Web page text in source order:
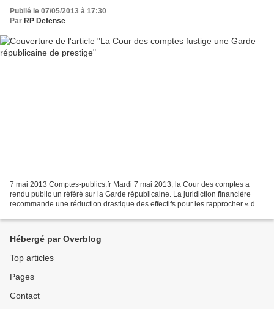
Publié le 07/05/2013 à 17:30
Par RP Defense
7 mai 2013 Comptes-publics.fr Mardi 7 mai 2013, la Cour des comptes a
rendu public un référé sur la Garde républicaine. La juridiction financière
recommande une réduction drastique des effectifs pour les rapprocher « de
Hébergé par Overblog
Top articles
Pages
Contact